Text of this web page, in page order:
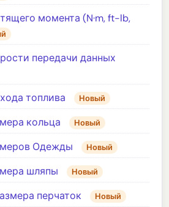
момента (N·m, ft-lb,
передачи данных
топлива Новый
кольца Новый
Одежды Новый
шляпы Новый
перчаток Новый